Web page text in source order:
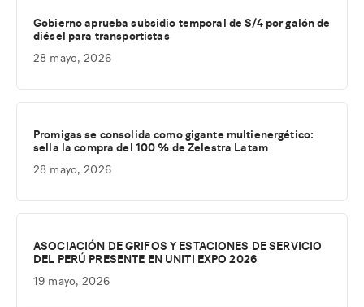
Gobierno aprueba subsidio temporal de S/4 por galón de
diésel para transportistas
28 mayo, 2026
Promigas se consolida como gigante multienergético:
sella la compra del 100 % de Zelestra Latam
28 mayo, 2026
ASOCIACIÓN DE GRIFOS Y ESTACIONES DE SERVICIO
DEL PERÚ PRESENTE EN UNITI EXPO 2026
19 mayo, 2026